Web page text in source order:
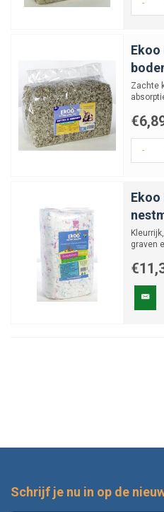
-
Ekoo
Zachte
-
Ekoo
graven
Schrijf je nu in op de